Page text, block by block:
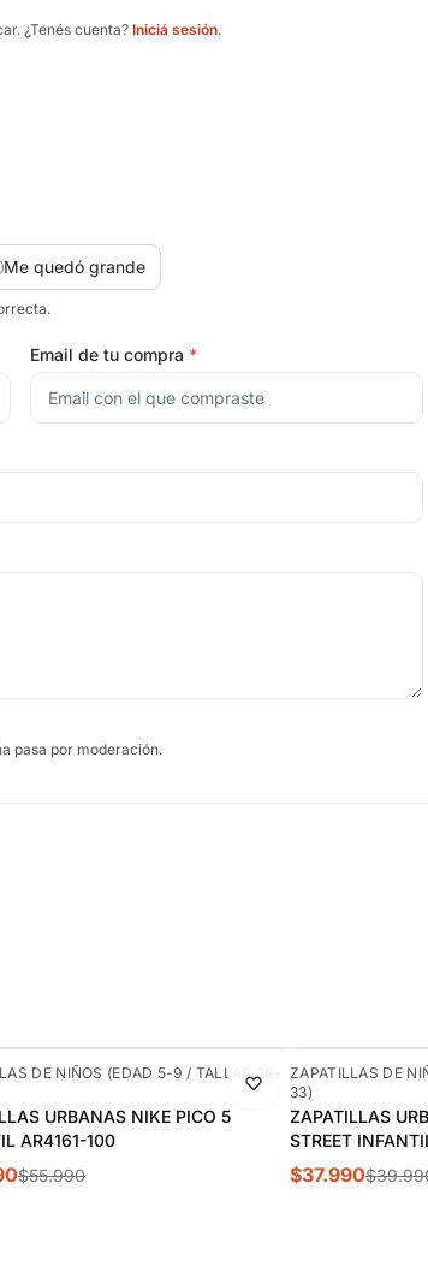
¿Tenés cuenta? Iniciá sesión.
Me quedó grande
Email de tu compra *
pasa por moderación.
DE NIÑOS (EDAD 5-9 / TALLAS 26-
URBANAS NIKE PICO 5
AR4161-100
$55.990
-5%
ZAPATILLAS DE
33)
ZAPATILLAS
STREET
$37.990